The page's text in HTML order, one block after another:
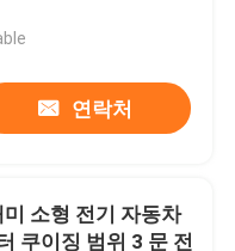
연락처
소형 전기 자동차
쿠이징 범위 3 문 전